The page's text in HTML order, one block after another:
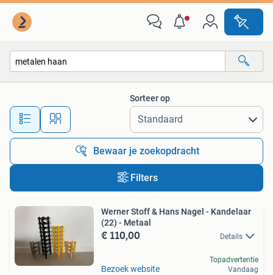
Alle afstanden…
Sorteer op
Bewaar je zoekopdracht
Filters
Werner Stoff & Hans Nagel - Kandelaar
(22) - Metaal
€ 110,00 Details
Bezoek website
Topadvertentie
Vandaag